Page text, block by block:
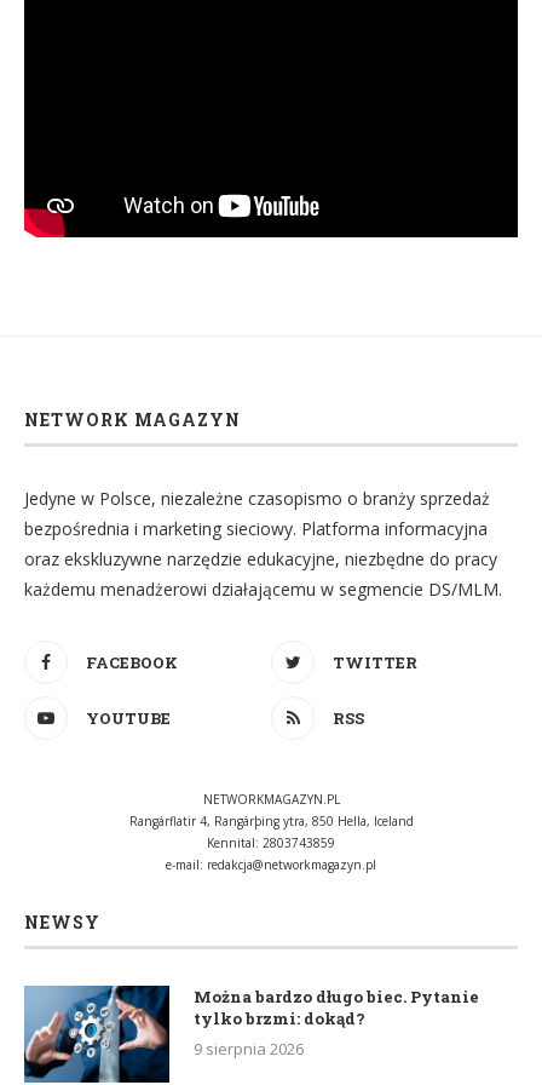
NETWORK MAGAZYN
Jedyne w Polsce, niezależne czasopismo o branży sprzedaż
bezpośrednia i marketing sieciowy. Platforma informacyjna
oraz ekskluzywne narzędzie edukacyjne, niezbędne do pracy
każdemu menadżerowi działającemu w segmencie DS/MLM.
FACEBOOK TWITTER
YOUTUBE RSS
NETWORKMAGAZYN.PL
Rangárflatir 4, Rangárþing ytra, 850 Hella, Iceland
Kennital: 2803743859
e-mail: redakcja@networkmagazyn.pl
NEWSY
Można bardzo długo biec. Pytanie
tylko brzmi: dokąd?
9 sierpnia 2026